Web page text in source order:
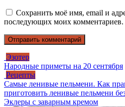
Сохранить моё имя, email и
последующих моих комментариев.
Эзотер
Народные приметы на 20 сентября
Рецепты
Самые ленивые пельмени. Как
приготовить ленивые пельмени
Эклеры с заварным кремом